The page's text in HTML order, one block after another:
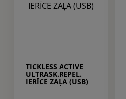
TICKLESS ACTIVE
ULTRASK.REPEL.
IERĪCE ZAĻA (USB)